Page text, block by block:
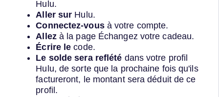
Hulu.
Aller sur Hulu.
Connectez-vousà votre compte.
Allezà la page Échangez votre cadeau.
Écrire le code.
Le solde sera reflété dans votre profil
Hulu, de sorte que la prochaine fois qu'ils
factureront, le montant sera déduit de ce
profil.